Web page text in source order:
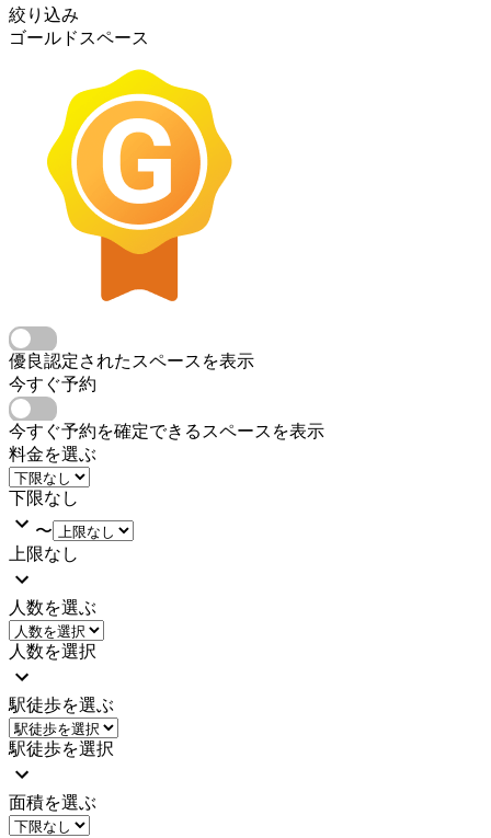
絞り込み
ゴールドスペース
優良認定されたスペースを表示
今すぐ予約
今すぐ予約を確定できるスペースを表示
料金を選ぶ
下限なし
〜
上限なし
人数を選ぶ
人数を選択
駅徒歩を選ぶ
駅徒歩を選択
面積を選ぶ